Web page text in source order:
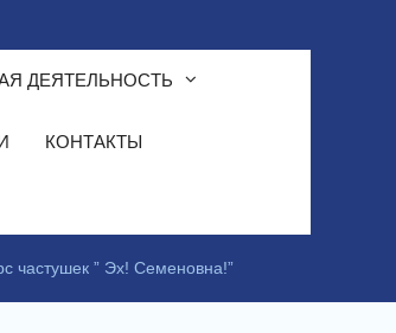
ДЕЯТЕЛЬНОСТЬ
КОНТАКТЫ
частушек ” Эх! Семеновна!”